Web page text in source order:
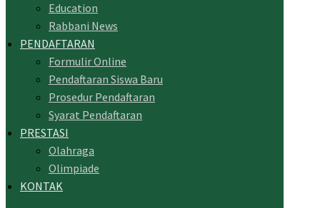
Education
Rabbani News
PENDAFTARAN
Formulir Online
Pendaftaran Siswa Baru
Prosedur Pendaftaran
Syarat Pendaftaran
PRESTASI
Olahraga
Olimpiade
KONTAK